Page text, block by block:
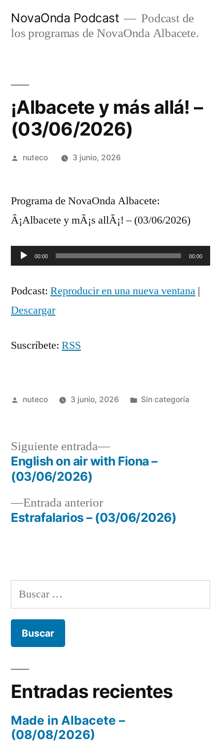
NovaOnda Podcast
Podcast de
los programas de NovaOnda Albacete.
¡Albacete y más allá! –
(03/06/2026)
Publicada
nuteco 3 junio, 2026
Programa de NovaOnda Albacete:
Â¡Albacete y mÃ¡s allÃ¡! – (03/06/2026)
Reproductor
audio
00:00 00:00
Podcast: Reproducir en una nueva ventana |
Descargar
Suscríbete: RSS
Publicada
nuteco 3 junio, 2026
Publicada
Sin categoría
Navegación
entradas
Entrada anteriorEntrada
anterior:
Estrafalarios – (03/06/2026)
Siguiente entrada
Siguiente
entrada:
English on air with Fiona –
(03/06/2026)
Buscar:
Entradas recientes
Made in Albacete –
(08/08/2026)